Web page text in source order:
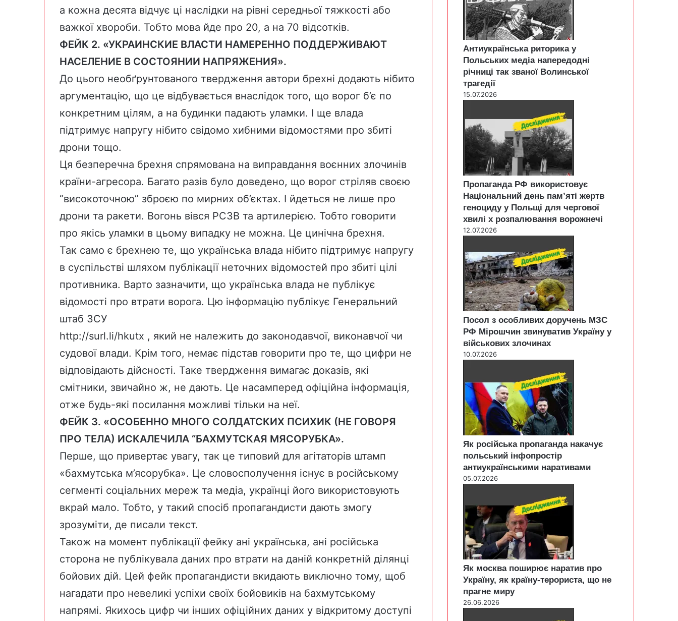
а кожна десята відчує ці наслідки на рівні середньої тяжкості або
важкої хвороби. Тобто мова йде про 20, а на 70 відсотків.
ФЕЙК 2. «УКРАИНСКИЕ ВЛАСТИ НАМЕРЕННО ПОДДЕРЖИВАЮТ
НАСЕЛЕНИЕ В СОСТОЯНИИ НАПРЯЖЕНИЯ».
До цього необґрунтованого твердження автори брехні додають нібито
аргументацію, що це відбувається внаслідок того, що ворог б’є по
конкретним цілям, а на будинки падають уламки. І ще влада
підтримує напругу нібито свідомо хибними відомостями про збиті
дрони тощо.
Ця безперечна брехня спрямована на виправдання воєнних злочинів
країни-агресора. Багато разів було доведено, що ворог стріляв своєю
“високоточною” зброєю по мирних об’єктах. І йдеться не лише про
дрони та ракети. Вогонь вівся РСЗВ та артилерією. Тобто говорити
про якісь уламки в цьому випадку не можна. Це цинічна брехня.
Так само є брехнею те, що українська влада нібито підтримує напругу
в суспільстві шляхом публікації неточних відомостей про збиті цілі
противника. Варто зазначити, що українська влада не публікує
відомості про втрати ворога. Цю інформацію публікує Генеральний
штаб ЗСУ
http://surl.li/hkutx , який не належить до законодавчої, виконавчої чи
судової влади. Крім того, немає підстав говорити про те, що цифри не
відповідають дійсності. Таке твердження вимагає доказів, які
смітники, звичайно ж, не дають. Це насамперед офіційна інформація,
отже будь-які посилання можливі тільки на неї.
ФЕЙК 3. «ОСОБЕННО МНОГО СОЛДАТСКИХ ПСИХИК (НЕ ГОВОРЯ
ПРО ТЕЛА) ИСКАЛЕЧИЛА “БАХМУТСКАЯ МЯСОРУБКА».
Перше, що привертає увагу, так це типовий для агітаторів штамп
«бахмутська м’ясорубка». Це словосполучення існує в російському
сегменті соціальних мереж та медіа, українці його використовують
вкрай мало. Тобто, у такий спосіб пропагандисти дають змогу
зрозуміти, де писали текст.
Також на момент публікації фейку ані українська, ані російська
сторона не публікувала даних про втрати на даній конкретній ділянці
бойових дій. Цей фейк пропагандисти вкидають виключно тому, щоб
нагадати про невеликі успіхи своїх бойовиків на бахмутському
напрямі. Якихось цифр чи інших офіційних даних у відкритому доступі
Антиукраїнська риторика у
Польських медіа напередодні
річниці так званої Волинської
трагедії
15.07.2026
Пропаганда РФ використовує
Національний день пам’яті жертв
геноциду у Польщі для чергової
хвилі х розпалювання ворожнечі
12.07.2026
Посол з особливих доручень МЗС
РФ Мірошчин звинуватив Україну у
військових злочинах
10.07.2026
Як російська пропаганда накачує
польський інфопростір
антиукраїнськими наративами
05.07.2026
Як москва поширює наратив про
Україну, як країну-терориста, що не
прагне миру
26.06.2026